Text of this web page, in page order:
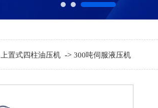
上置式四柱油压机 -> 300吨伺服液压机